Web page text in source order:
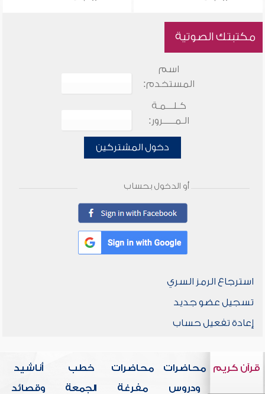
مكتبتك الصوتية
اسم
المستخدم:
كـلـــمـة
الـمـــــرور:
دخول المشتركين
أو الدخول بحساب
استرجاع الرمز السري
تسجيل عضو جديد
إعادة تفعيل حساب
قرآن كريم
محاضرات
ودروس
محاضرات
مفرغة
خطب
الجمعة
أناشيد
وقصائد